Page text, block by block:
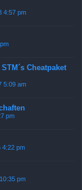
4:57 pm
Cheatpaket
5:09 am
pm
4:22 pm
pm